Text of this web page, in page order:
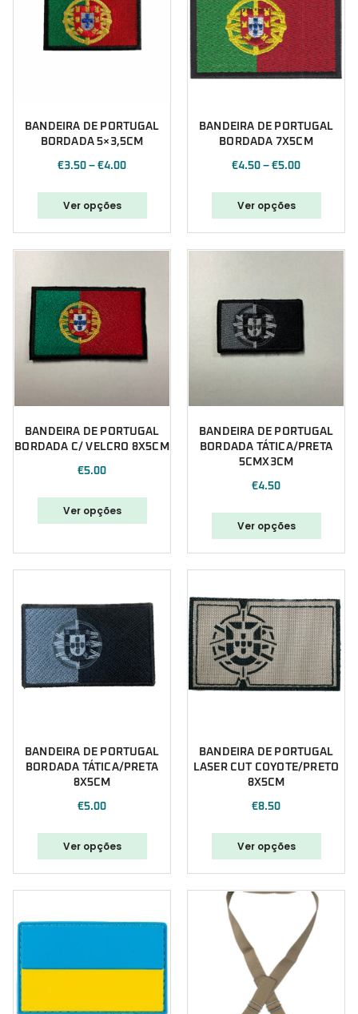
BANDEIRA DE PORTUGAL
BORDADA 5×3,5CM
€3.50 – €4.00
Ver opções
BANDEIRA DE PORTUGAL
BORDADA 7X5CM
€4.50 – €5.00
Ver opções
BANDEIRA DE PORTUGAL
BORDADA C/ VELCRO 8X5CM
€5.00
Ver opções
BANDEIRA DE PORTUGAL
BORDADA TÁTICA/PRETA
5CMX3CM
€4.50
Ver opções
BANDEIRA DE PORTUGAL
BORDADA TÁTICA/PRETA
8X5CM
€5.00
Ver opções
BANDEIRA DE PORTUGAL
LASER CUT COYOTE/PRETO
8X5CM
€8.50
Ver opções